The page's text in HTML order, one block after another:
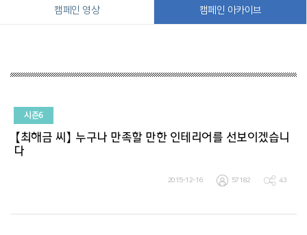
캠페인 영상 캠페인 아카이브
시즌6
【최해금 씨】 누구나 만족할 만한 인테리어를 선보이겠습니
다
2015-12-16 57182 43